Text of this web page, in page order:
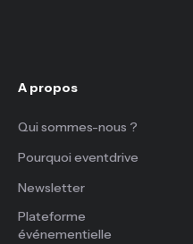
A propos
Qui sommes-nous ?
Pourquoi eventdrive
Newsletter
Plateforme
événementielle